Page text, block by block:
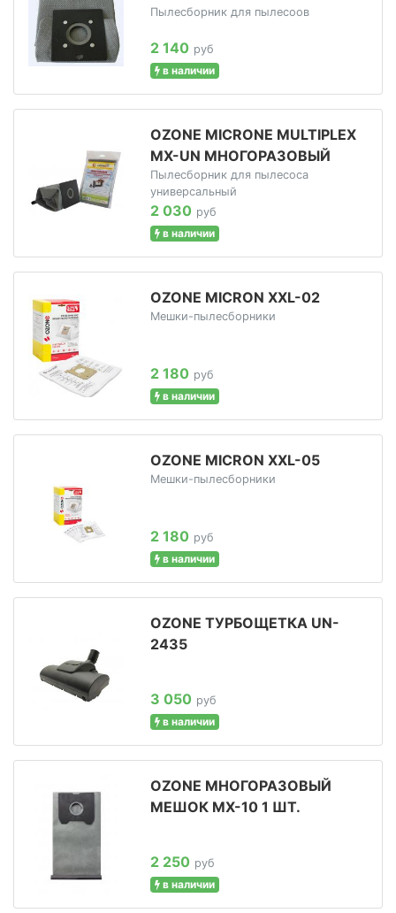
Пылесборник для пылесоов
2 140 руб
в наличии
OZONE MICRONE MULTIPLEX
MX-UN МНОГОРАЗОВЫЙ
Пылесборник для пылесоса
универсальный
2 030 руб
в наличии
OZONE MICRON XXL-02
Мешки-пылесборники
2 180 руб
в наличии
OZONE MICRON XXL-05
Мешки-пылесборники
2 180 руб
в наличии
OZONE ТУРБОЩЕТКА UN-
2435
3 050 руб
в наличии
OZONE МНОГОРАЗОВЫЙ
МЕШОК MX-10 1 ШТ.
2 250 руб
в наличии